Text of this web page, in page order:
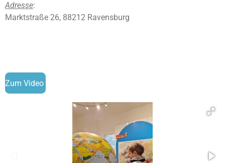
Adresse:
Marktstraße 26, 88212 Ravensburg
Zum Video